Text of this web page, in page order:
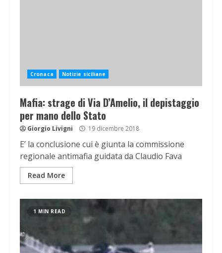
Cronaca Notizie siciliane
Mafia: strage di Via D’Amelio, il depistaggio
per mano dello Stato
Giorgio Livigni 19 dicembre 2018
E’ la conclusione cui è giunta la commissione
regionale antimafia guidata da Claudio Fava
Read More
1 MIN READ